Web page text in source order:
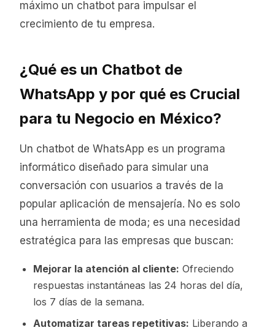
máximo un chatbot para impulsar el
crecimiento de tu empresa.
¿Qué es un Chatbot de
WhatsApp y por qué es Crucial
para tu Negocio en México?
Un chatbot de WhatsApp es un programa
informático diseñado para simular una
conversación con usuarios a través de la
popular aplicación de mensajería. No es solo
una herramienta de moda; es una necesidad
estratégica para las empresas que buscan:
Mejorar la atención al cliente: Ofreciendo
respuestas instantáneas las 24 horas del día,
los 7 días de la semana.
Automatizar tareas repetitivas: Liberando a